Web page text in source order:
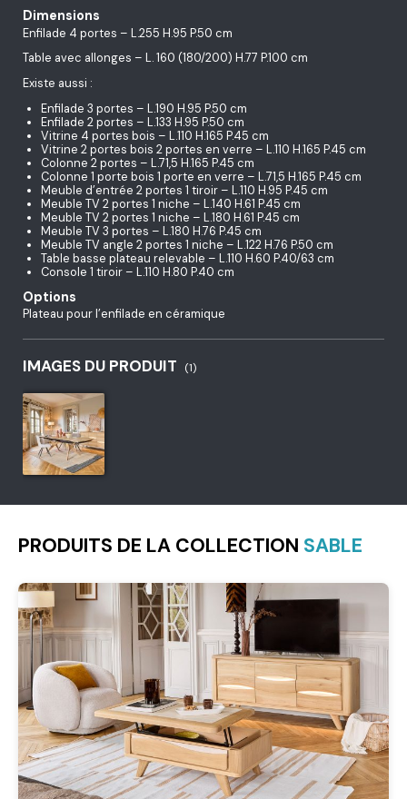
Dimensions
Enfilade 4 portes – L.255 H.95 P.50 cm
Table avec allonges – L. 160 (180/200) H.77 P.100 cm
Existe aussi :
Enfilade 3 portes – L.190 H.95 P.50 cm
Enfilade 2 portes – L.133 H.95 P.50 cm
Vitrine 4 portes bois – L.110 H.165 P.45 cm
Vitrine 2 portes bois 2 portes en verre – L.110 H.165 P.45 cm
Colonne 2 portes – L.71,5 H.165 P.45 cm
Colonne 1 porte bois 1 porte en verre – L.71,5 H.165 P.45 cm
Meuble d’entrée 2 portes 1 tiroir – L.110 H.95 P.45 cm
Meuble TV 2 portes 1 niche – L.140 H.61 P.45 cm
Meuble TV 2 portes 1 niche – L.180 H.61 P.45 cm
Meuble TV 3 portes – L.180 H.76 P.45 cm
Meuble TV angle 2 portes 1 niche – L.122 H.76 P.50 cm
Table basse plateau relevable – L.110 H.60 P.40/63 cm
Console 1 tiroir – L.110 H.80 P.40 cm
Options
Plateau pour l’enfilade en céramique
IMAGES DU PRODUIT (1)
PRODUITS DE LA COLLECTION SABLE